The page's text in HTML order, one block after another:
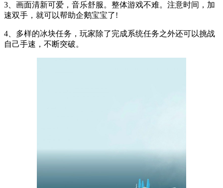
3、画面清新可爱，音乐舒服。整体游戏不难。注意时间，加
速双手，就可以帮助企鹅宝宝了!
4、多样的冰块任务，玩家除了完成系统任务之外还可以挑战
自己手速，不断突破。